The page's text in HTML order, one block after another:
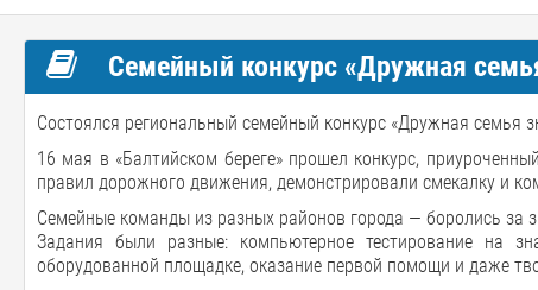
Семейный конкурс «Дружная
Состоялся региональный семейный конкурс «Дружная семья
16 мая в «Балтийском береге» прошел конкурс,
правил дорожного движения, демонстрировали смекалку и
Семейные команды из разных районов города — боролись за
Задания были разные: компьютерное тестирование на
оборудованной площадке, оказание первой помощи и даже